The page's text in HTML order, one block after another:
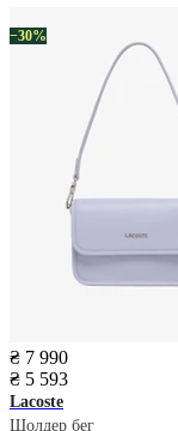
−30%
₴ 7 990
₴ 5 593
Lacoste
Шолдер бег